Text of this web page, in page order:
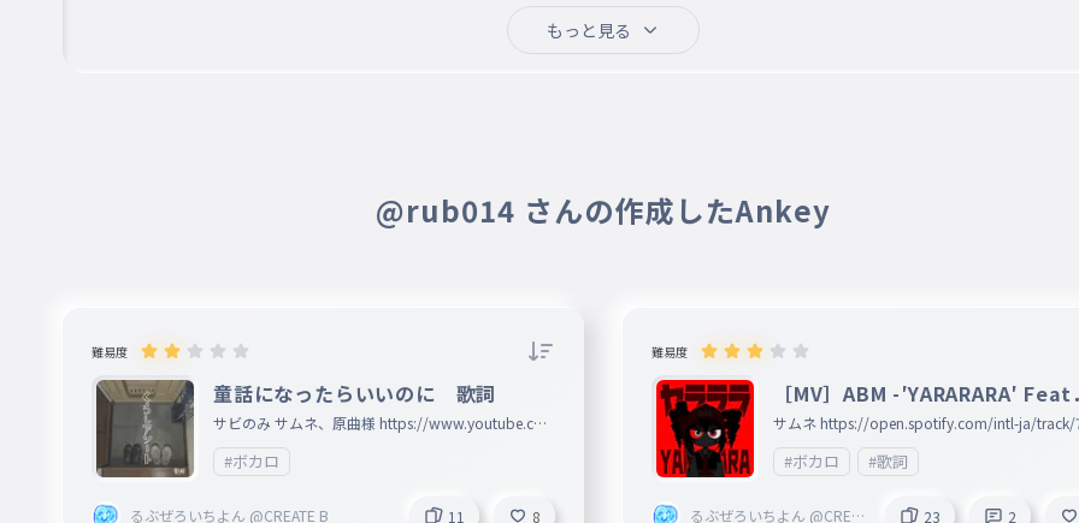
高音厨音域テスト/木村わいP feat.初音ミク
カゲロウデイズ/じん（自然の敵P）
回る空うさぎ/Orangester
まわるそらうさぎ
030 ダーリンダンス/かいりきベア
6月23日
もっと見る
@rub014 さんの作成したAnkey
難易度
童話になったらいいのに 歌詞
サビのみ サムネ、原曲様 https://www.youtube.co
m/watch?v=V65srxNX-WQ
#ボカロ
るぶぜろいちよん @CREATE B 11 8
難易度
［MV］ABM -′YARARARA′ Feat
音テト
サムネ https://open.spotify.com/intl-ja/track/
GltPEHInEHoPfT0Jf
#ボカロ #歌詞
るぶぜろいちよん @CREA 23 2